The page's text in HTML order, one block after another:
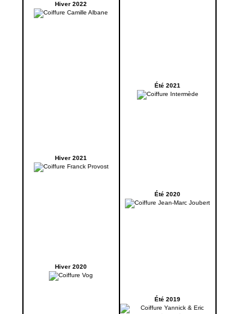
Hiver 2022
Hiver 2021
Hiver 2020
Été 2021
Été 2020
Été 2019